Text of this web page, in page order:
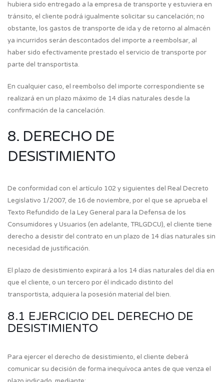
hubiera sido entregado a la empresa de transporte y estuviera en
tránsito, el cliente podrá igualmente solicitar su cancelación; no
obstante, los gastos de transporte de ida y de retorno al almacén
ya incurridos serán descontados del importe a reembolsar, al
haber sido efectivamente prestado el servicio de transporte por
parte del transportista.
En cualquier caso, el reembolso del importe correspondiente se
realizará en un plazo máximo de 14 días naturales desde la
confirmación de la cancelación.
8. DERECHO DE
DESISTIMIENTO
De conformidad con el artículo 102 y siguientes del Real Decreto
Legislativo 1/2007, de 16 de noviembre, por el que se aprueba el
Texto Refundido de la Ley General para la Defensa de los
Consumidores y Usuarios (en adelante, TRLGDCU), el cliente tiene
derecho a desistir del contrato en un plazo de 14 días naturales sin
necesidad de justificación.
El plazo de desistimiento expirará a los 14 días naturales del día en
que el cliente, o un tercero por él indicado distinto del
transportista, adquiera la posesión material del bien.
8.1 EJERCICIO DEL DERECHO DE
DESISTIMIENTO
Para ejercer el derecho de desistimiento, el cliente deberá
comunicar su decisión de forma inequívoca antes de que venza el